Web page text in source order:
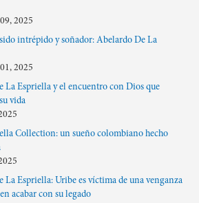
2025
intrépido y soñador: Abelardo De La
2025
La Espriella y el encuentro con Dios que
vida
Collection: un sueño colombiano hecho
La Espriella: Uribe es víctima de una venganza
acabar con su legado